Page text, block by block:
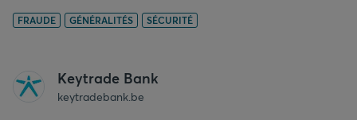
FRAUDE GÉNÉRALITÉS SÉCURITÉ
Keytrade Bank
keytradebank.be